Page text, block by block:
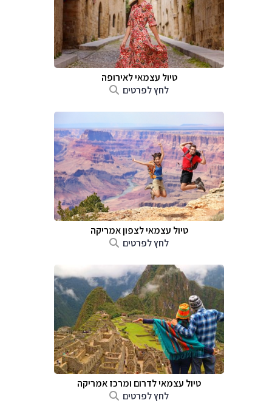
טיול עצמאי לאירופה
לחץ לפרטים
טיול עצמאי לצפון אמריקה
לחץ לפרטים
טיול עצמאי לדרום ומרכז אמריקה
לחץ לפרטים